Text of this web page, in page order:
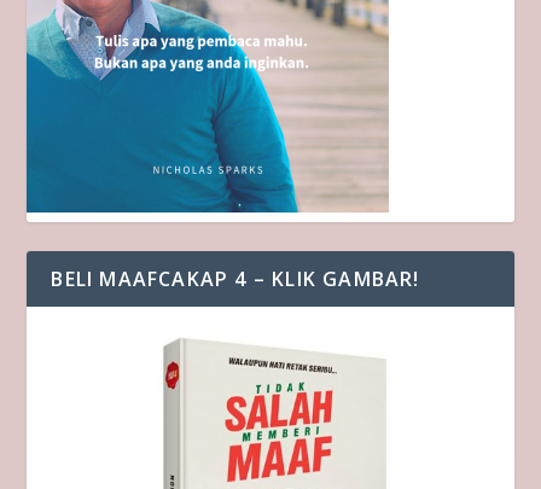
BELI MAAFCAKAP 4 – KLIK GAMBAR!